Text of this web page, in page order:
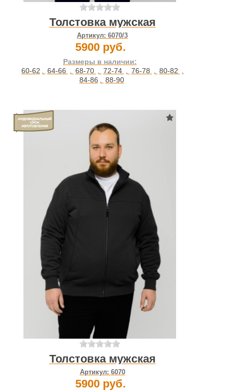
Толстовка мужская
Артикул: 6070/3
5900 руб.
Размеры в наличии:
60-62 , 64-66 , 68-70 , 72-74 , 76-78 , 80-82 ,
84-86 , 88-90
Толстовка мужская
Артикул: 6070
5900 руб.